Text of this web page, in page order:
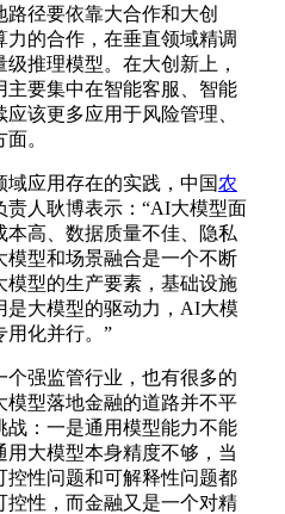
径要依靠大合作和大创
力的合作，在垂直领域精调
推理模型。在大创新上，
主要集中在智能客服、智能
该更多应用于风险管理、
。
应用存在的实践，中国农
责人耿博表示：“AI大模型面
高、数据质量不佳、隐私
型和场景融合是一个不断
型的生产要素，基础设施
是大模型的驱动力，AI大模
用化并行。”
强监管行业，也有很多的
型落地金融的道路并不平
：一是通用模型能力不能
大模型本身精度不够，当
性问题和可解释性问题都
控性，而金融又是一个对精